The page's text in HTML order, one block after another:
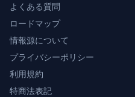
よくある質問
ロードマップ
情報源について
プライバシーポリシー
利用規約
特商法表記